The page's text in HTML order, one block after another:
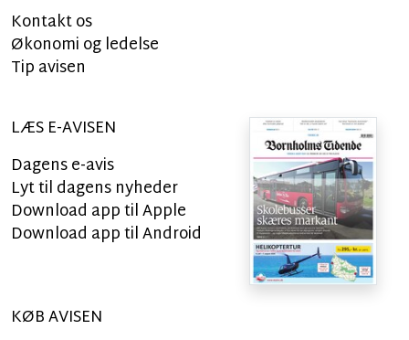
Kontakt os
Økonomi og ledelse
Tip avisen
LÆS E-AVISEN
Dagens e-avis
Lyt til dagens nyheder
Download app til Apple
Download app til Android
KØB AVISEN